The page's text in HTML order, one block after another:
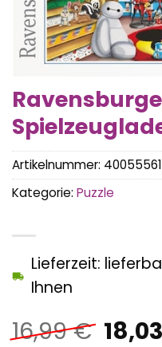
16,99€ 18,03
Lieferzeit:
Ihnen
Artikelnummer:
Kategorie: Puzzle